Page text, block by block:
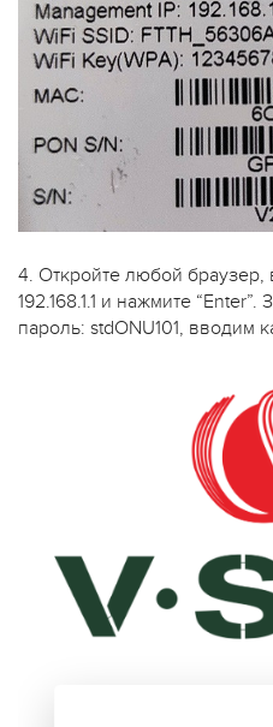
4. Откройте любой браузер,
192.168.1.1 и нажмите
пароль: stdONU101, вводим